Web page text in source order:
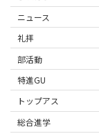
ニュース
礼拝
部活動
特進GU
トップアス
総合進学